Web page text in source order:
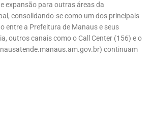
expansão para outras áreas da
consolidando-se como um dos principais
entre a Prefeitura de Manaus e seus
outros canais como o Call Center (156) e o
continuam